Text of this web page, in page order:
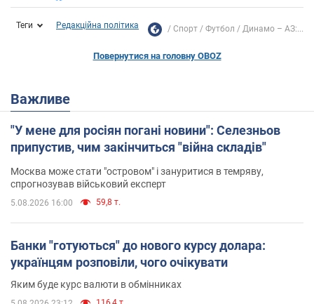
Теги Редакційна політика Спорт Футбол Динамо – АЗ:...
Повернутися на головну OBOZ
Важливе
"У мене для росіян погані новини": Селезньов
припустив, чим закінчиться "війна складів"
Москва може стати "островом" і зануритися в темряву,
спрогнозував військовий експерт
5.08.2026 16:00 59,8 т.
Банки "готуються" до нового курсу долара:
українцям розповіли, чого очікувати
Яким буде курс валюти в обмінниках